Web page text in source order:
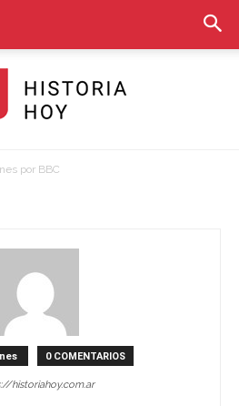
Historia
por BBC
0 COMENTARIOS
historiahoy.com.ar